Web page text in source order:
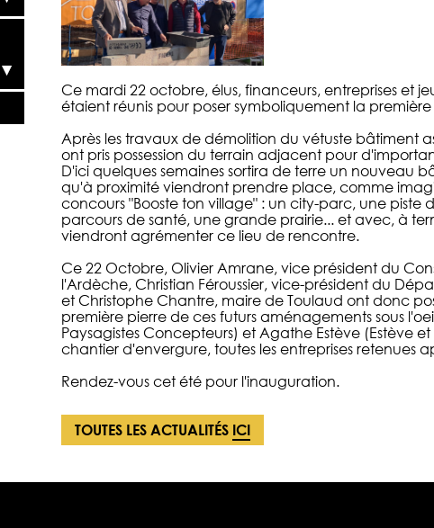
Ce mardi 22 octobre, élus, financeurs, entreprises et
étaient réunis pour poser symboliquement la
Après les travaux de démolition du vétuste bâtiment
ont pris possession du terrain adjacent pour
D'ici quelques semaines sortira de terre un nouveau
qu'à proximité viendront prendre place, comme
concours "Booste ton village" : un city-parc, une piste
parcours de santé, une grande prairie... et avec, à
viendront agrémenter ce lieu de rencontre.
Ce 22 Octobre, Olivier Amrane, vice président du
l'Ardèche, Christian Féroussier, vice-président du
et Christophe Chantre, maire de Toulaud ont donc
première pierre de ces futurs aménagements sous
Paysagistes Concepteurs) et Agathe Estève (Estève
chantier d'envergure, toutes les entreprises retenues
Rendez-vous cet été pour l'inauguration.
TOUTES LES ACTUALITÉS ICI